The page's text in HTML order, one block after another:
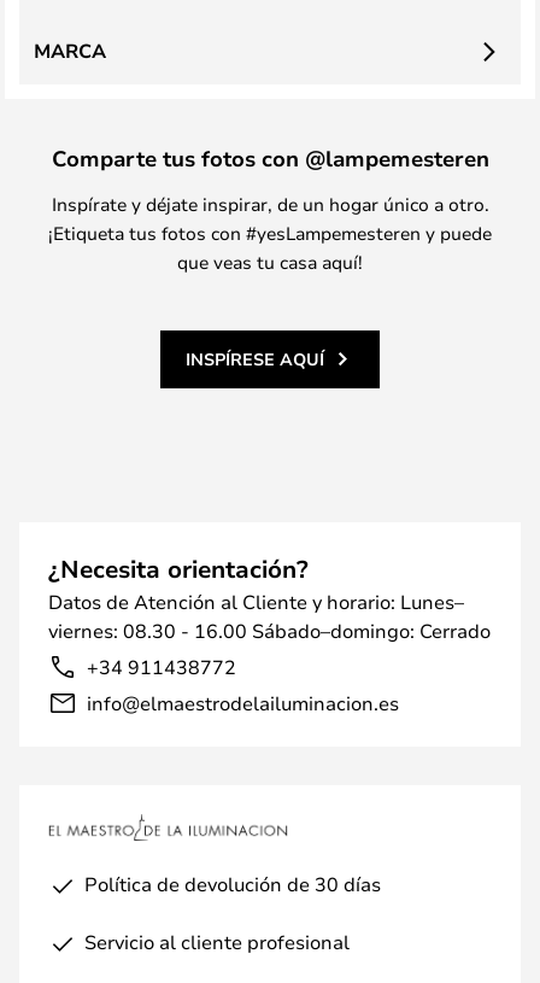
MARCA
Comparte tus fotos con @lampemesteren
Inspírate y déjate inspirar, de un hogar único a otro.
¡Etiqueta tus fotos con #yesLampemesteren y puede
que veas tu casa aquí!
INSPÍRESE AQUÍ
¿Necesita orientación?
Datos de Atención al Cliente y horario: Lunes–
viernes: 08.30 - 16.00 Sábado–domingo: Cerrado
+34 911438772
info@elmaestrodelailuminacion.es
Política de devolución de 30 días
Servicio al cliente profesional